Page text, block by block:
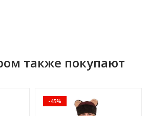
также покупают
-45%